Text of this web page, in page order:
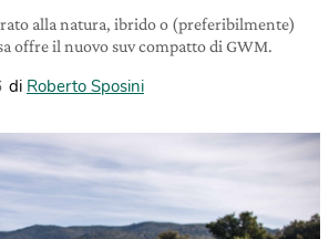
alla natura, ibrido o (preferibilmente)
offre il nuovo suv compatto di GWM.
di Roberto Sposini